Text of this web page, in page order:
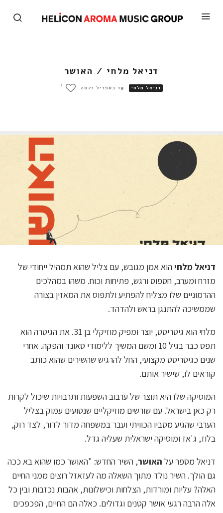
דניאל מלחי / האושר
דניאל מלחי · 19 באפריל 2021 ·
1
דניאל מלחי הוא אמן מגובש, עם צליל שהוא תמהיל ייחודי של
מזרח ומערב, חספוס ורגש, פתיחות וכוח. משהו במהלכים
ההרמוניים שלו מצליח להפתיע ולתפוס את המאזין בצורה
שממשיכה להתנגן בראש ולהדהד.
מלחי הוא גיטריסט, יוצר ומפיק מוזיקלי בן 31. את הגיטרה הוא
תפס כבר בגיל 10 ומשם המשיך ללימודי סאונד והפקה. אחרי
שנים כגיטריסט מקצועי, החל להרגיש שהשירים שהוא כותב
קוראים לו, שישיר אותם.
המוסיקה שלו היא תוצר של ערבוב השפעות ותרבויות שיכול לקרות
רק כאן בישראל. עם שורשים מוזיקליים שנטועים עמוק בצליל
הערבי שהגיע מסביו הכוויתי ועבר במשפחה מדור לדור, לצד רוק,
בלוז, ג'אז ומוסיקה ישראלית שעליה גדל.
דניאל מספר על האושר, השיר החדש: "האושר כמו שהוא בא ככה
גם הולך. השיר נולד מתוך השאלה מה לעזאזל רוצים ממני החיים
האלה? עליות ומורדות, הצלחות וכישלונות, אהבות נכזבות ובין כל
אלה הרבה רגעי אושר קטנים וגדולים. כאלה הם החיים, הפכפכים